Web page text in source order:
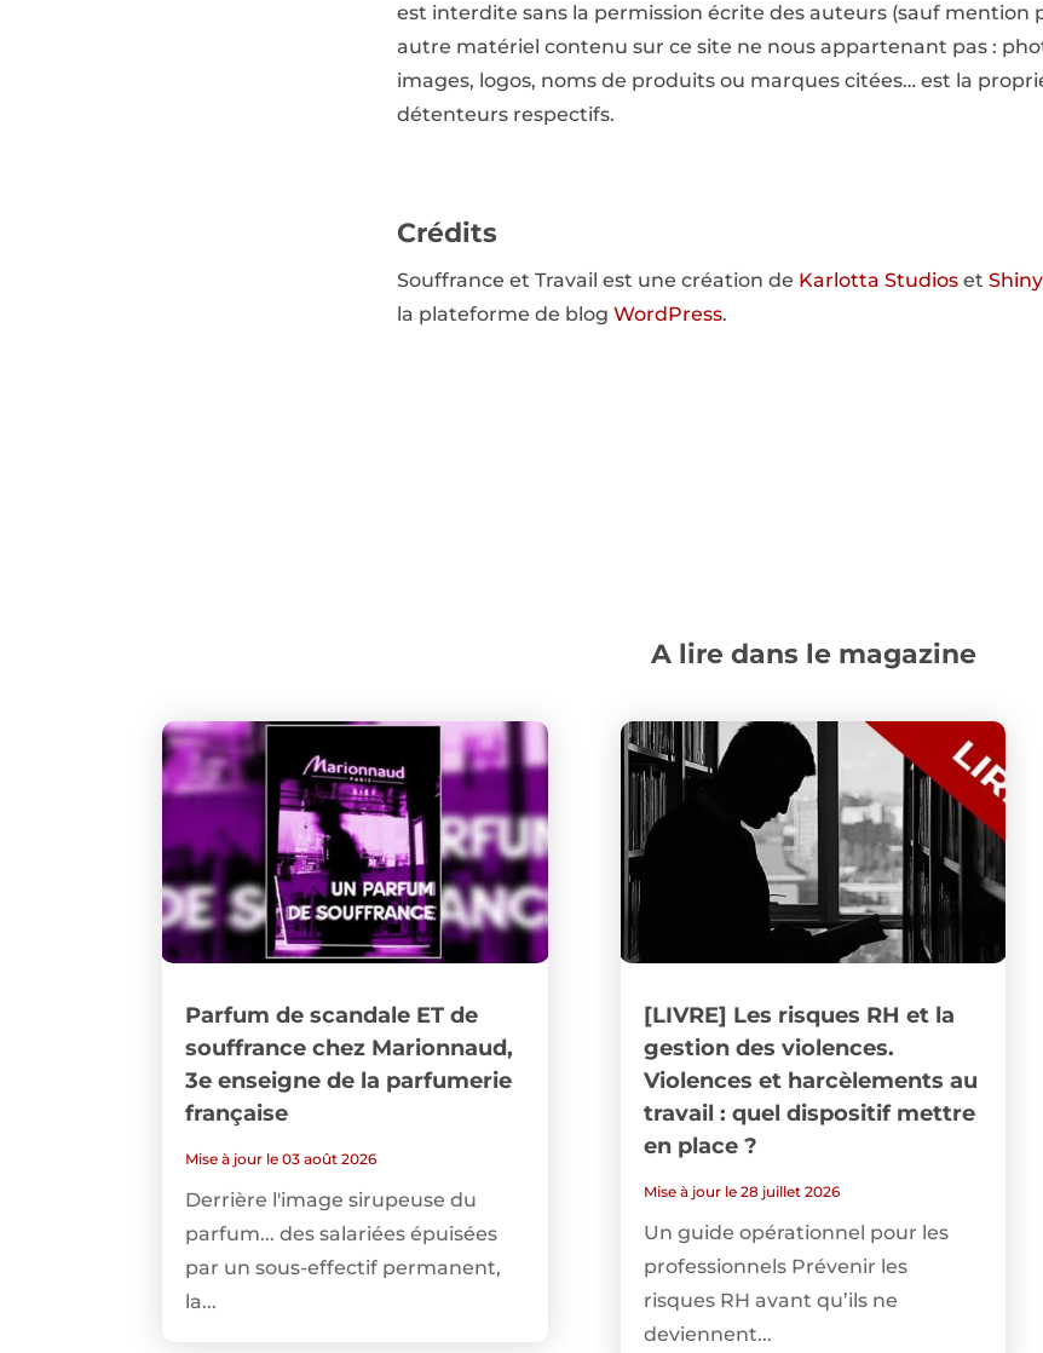
est interdite sans la permission écrite des auteurs (sauf mention
autre matériel contenu sur ce site ne nous appartenant pas :
images, logos, noms de produits ou marques citées… est la
détenteurs respectifs.
Crédits
Souffrance et Travail est une création de Karlotta Studioset
la plateforme de blog WordPress.
A lire dans le magazine
Parfum de scandale ET de
souffrance chez Marionnaud,
3e enseigne de la parfumerie
française
Mise à jour le 03 août 2026
Derrière l'image sirupeuse du
parfum... des salariées épuisées
par un sous-effectif permanent,
la...
[LIVRE] Les risques RH et la
gestion des violences.
Violences et harcèlements au
travail : quel dispositif mettre
en place ?
Mise à jour le 28 juillet 2026
Un guide opérationnel pour les
professionnels Prévenir les
risques RH avant qu’ils ne
deviennent...